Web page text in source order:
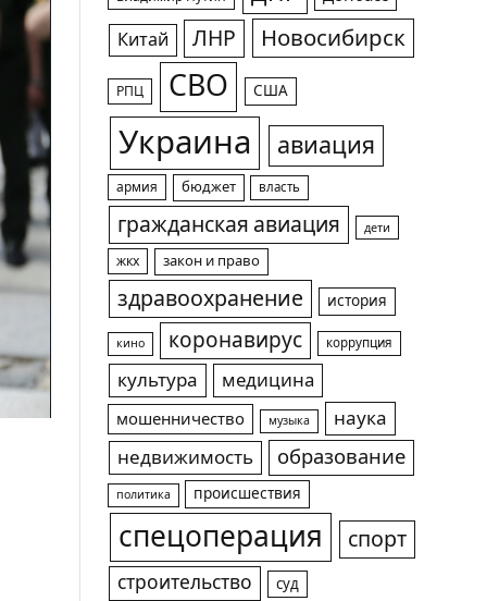
Китай ЛНР Новосибирск
РПЦ СВО США
Украина авиация
армия бюджет власть
гражданская авиация дети
жкх закон и право
здравоохранение история
кино коронавирус коррупция
культура медицина
мошенничество музыка
наука
недвижимость
образование
политика происшествия
спецоперация спорт
строительство суд